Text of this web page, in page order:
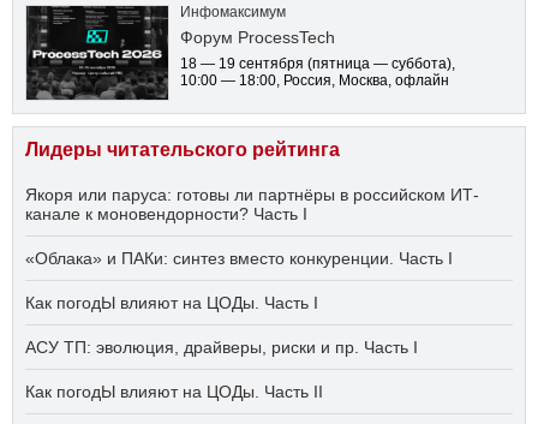
Инфомаксимум
Форум ProcessTech
18 — 19 сентября (пятница — суббота),
10:00 — 18:00, Россия, Москва, офлайн
Лидеры читательского рейтинга
Якоря или паруса: готовы ли партнёры в российском ИТ-
канале к моновендорности? Часть I
«Облака» и ПАКи: синтез вместо конкуренции. Часть I
Как погодЫ влияют на ЦОДы. Часть I
АСУ ТП: эволюция, драйверы, риски и пр. Часть I
Как погодЫ влияют на ЦОДы. Часть II